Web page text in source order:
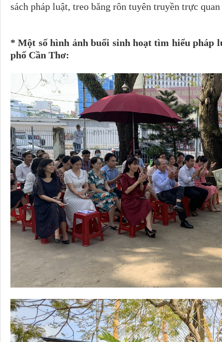
sách pháp luật, treo băng rôn tuyên truyền trực
* Một số hình ảnh buổi sinh hoạt tìm hiểu
phố Cần Thơ: